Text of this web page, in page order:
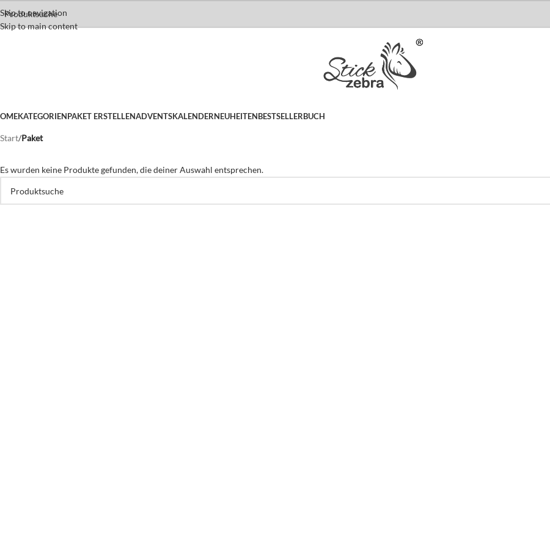
Skip to navigation
Skip to main content
KATEGORIENPAKET ERSTELLENADVENTSKALENDERNEUHEITENBESTSELLERBUCH
Start/Paket
Es wurden keine Produkte gefunden, die deiner Auswahl entsprechen.